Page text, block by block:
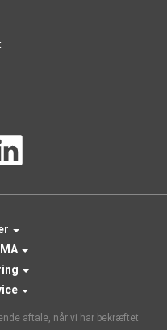
aftale, når vi har bekræftet